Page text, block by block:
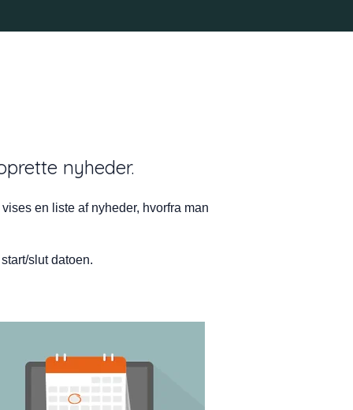
nyheder.
en liste af nyheder, hvorfra man
slut datoen.